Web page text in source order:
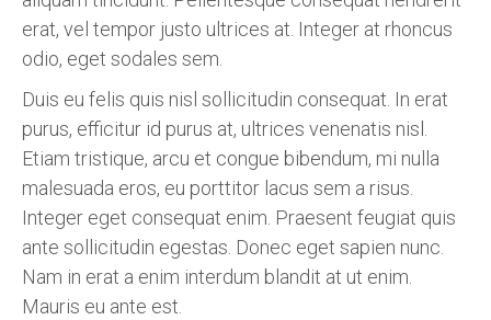
erat, vel tempor justo ultrices at. Integer at rhoncus
odio, eget sodales sem.
Duis eu felis quis nisl sollicitudin consequat. In erat
purus, efficitur id purus at, ultrices venenatis nisl.
Etiam tristique, arcu et congue bibendum, mi nulla
malesuada eros, eu porttitor lacus sem a risus.
Integer eget consequat enim. Praesent feugiat quis
ante sollicitudin egestas. Donec eget sapien nunc.
Nam in erat a enim interdum blandit at ut enim.
Mauris eu ante est.